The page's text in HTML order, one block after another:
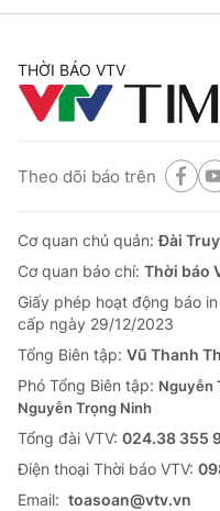
THỜI BÁO VTV
Theo dõi báo trên
Cơ quan chủ quản:Đài
Cơ quan báo chí: Thời báo
Giấy phép hoạt động báo
cấp ngày 29/12/2023
Tổng Biên tập: Vũ Thanh
Phó Tổng Biên tập: Nguyễn
Nguyễn Trọng Ninh
Tổng đài VTV: 024.38 355
Ðiện thoại Thời báo VTV:
Email: toasoan@vtv.vn